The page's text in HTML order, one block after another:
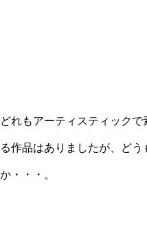
れもアーティスティックで
作品はありましたが、ど
・・・。